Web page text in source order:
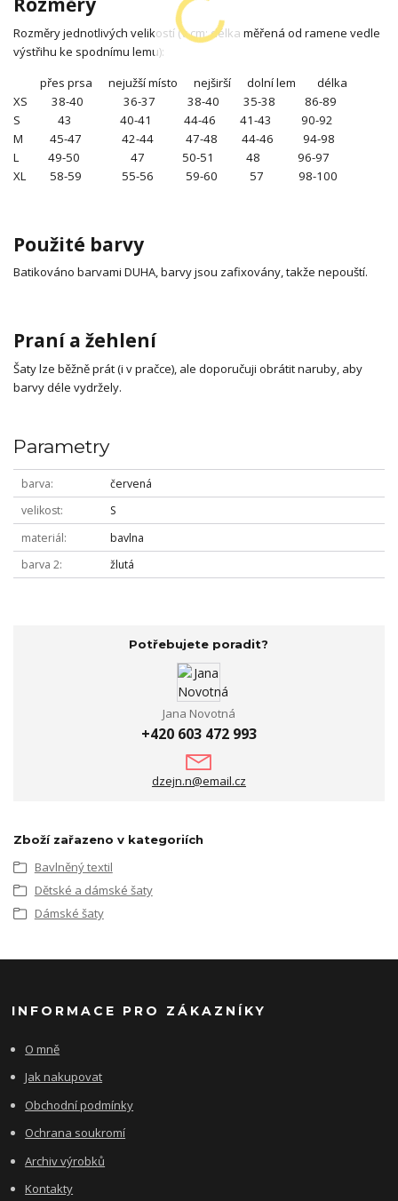
Rozměry jednotlivých velikostí (v cm; délka měřená od ramene vedle
výstřihu ke spodnímu lemu):
přes prsa nejužší místo nejširší dolní lem délka
XS 38-40 36-37 38-40 35-38 86-89
S 43 40-41 44-46 41-43 90-92
M 45-47 42-44 47-48 44-46 94-98
L 49-50 47 50-51 48 96-97
XL 58-59 55-56 59-60 57 98-100
Použité barvy
Batikováno barvami DUHA, barvy jsou zafixovány, takže nepouští.
Praní a žehlení
Šaty lze běžně prát (i v pračce), ale doporučuji obrátit naruby, aby
barvy déle vydržely.
Parametry
barva
červená
velikost
S
materiál
bavlna
barva 2
žlutá
Potřebujete poradit?
Jana Novotná
+420 603 472 993
dzejn.n@email.cz
Zboží zařazeno v kategoriích
Bavlněný textil
Dětské a dámské šaty
Dámské šaty
INFORMACE PRO ZÁKAZNÍKY
O mně
Jak nakupovat
Obchodní podmínky
Ochrana soukromí
Archiv výrobků
Kontakty